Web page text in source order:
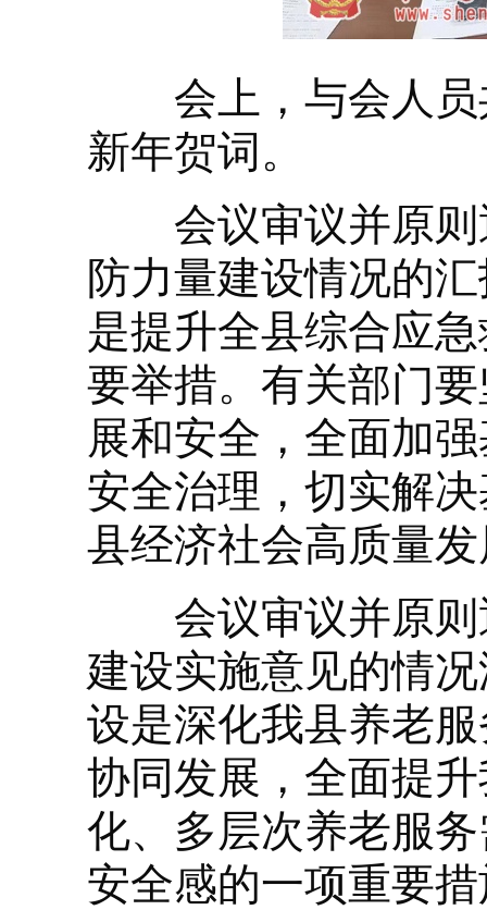
会上，与会人员
新年贺词。
会议审议并原则
防力量建设情况的
是提升全县综合应
要举措。有关部门
展和安全，全面加
安全治理，切实解
县经济社会高质量
会议审议并原则
建设实施意见的情
设是深化我县养老
协同发展，全面提
化、多层次养老服
安全感的一项重要